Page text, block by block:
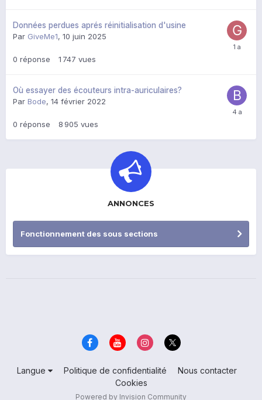
Données perdues aprés réinitialisation d'usine
Par GiveMe1, 10 juin 2025
0 réponse 1 747 vues
Où essayer des écouteurs intra-auriculaires?
Par Bode, 14 février 2022
0 réponse 8 905 vues
ANNONCES
Fonctionnement des sous sections
Langue Politique de confidentialité
Nous contacter
Cookies
Powered by Invision Community